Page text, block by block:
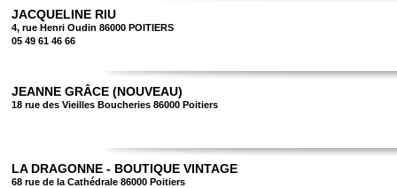
JACQUELINE RIU
4, rue Henri Oudin 86000 POITIERS
05 49 61 46 66
JEANNE GRÂCE (NOUVEAU)
18 rue des Vieilles Boucheries 86000 Poitiers
LA DRAGONNE - BOUTIQUE VINTAGE
68 rue de la Cathédrale 86000 Poitiers